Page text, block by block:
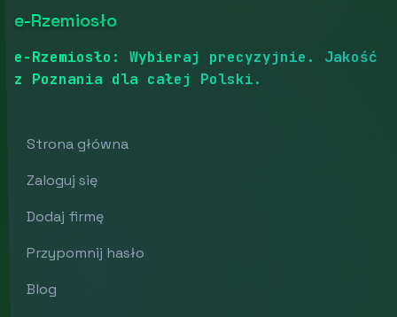
e-Rzemiosło
e-Rzemiosło: Wybieraj precyzyjnie. Jakość
z Poznania dla całej Polski.
Strona główna
Zaloguj się
Dodaj firmę
Przypomnij hasło
Blog